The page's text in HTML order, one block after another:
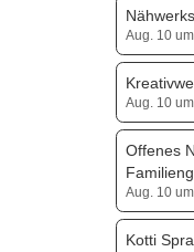
Aug. 10
Aug. 10
Offenes
Aug. 10
Kotti